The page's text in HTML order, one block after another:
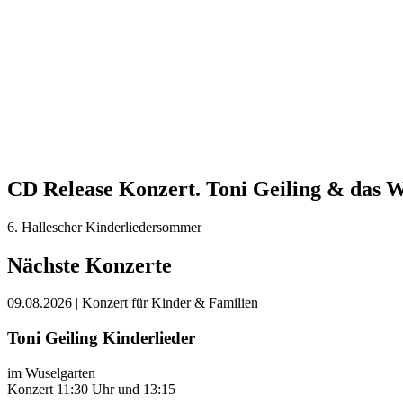
CD Release Konzert. Toni Geiling & das
6. Hallescher Kinderliedersommer
Nächste Konzerte
09.08.2026 | Konzert für Kinder & Familien
Toni Geiling Kinderlieder
im Wuselgarten
Konzert 11:30 Uhr und 13:15